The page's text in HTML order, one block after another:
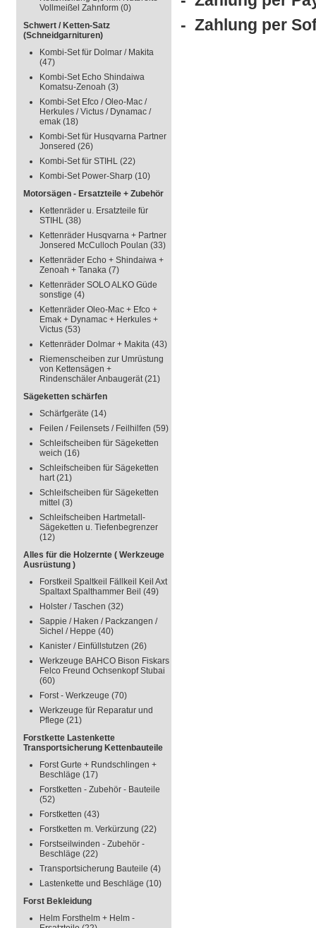
Vollmeißel Zahnform (0)
Schwert / Ketten-Satz
(Schneidgarnituren)
Kombi-Set für Dolmar / Makita
(47)
Kombi-Set Echo Shindaiwa
Komatsu-Zenoah (3)
Kombi-Set Efco / Oleo-Mac /
Herkules / Victus / Dynamac /
emak (18)
Kombi-Set für Husqvarna Partner
Jonsered (26)
Kombi-Set für STIHL (22)
Kombi-Set Power-Sharp (10)
Motorsägen - Ersatzteile + Zubehör
Kettenräder u. Ersatzteile für
STIHL (38)
Kettenräder Husqvarna + Partner
Jonsered McCulloch Poulan (33)
Kettenräder Echo + Shindaiwa +
Zenoah + Tanaka (7)
Kettenräder SOLO ALKO Güde
sonstige (4)
Kettenräder Oleo-Mac + Efco +
Emak + Dynamac + Herkules +
Victus (53)
Kettenräder Dolmar + Makita (43)
Riemenscheiben zur Umrüstung
von Kettensägen +
Rindenschäler Anbaugerät(21)
Sägeketten schärfen
Schärfgeräte (14)
Feilen / Feilensets / Feilhilfen (59)
Schleifscheiben für Sägeketten
weich (16)
Schleifscheiben für Sägeketten
hart(21)
Schleifscheiben für Sägeketten
mittel (3)
Schleifscheiben Hartmetall-
Sägeketten u. Tiefenbegrenzer
(12)
Alles für die Holzernte ( Werkzeuge
Ausrüstung )
Forstkeil Spaltkeil Fällkeil Keil Axt
Spaltaxt Spalthammer Beil (49)
Holster / Taschen (32)
Sappie / Haken / Packzangen /
Sichel / Heppe (40)
Kanister / Einfüllstutzen (26)
Werkzeuge BAHCO Bison Fiskars
Felco Freund Ochsenkopf Stubai
(60)
Forst - Werkzeuge (70)
Werkzeuge für Reparatur und
Pflege (21)
Forstkette Lastenkette
Transportsicherung Kettenbauteile
Forst Gurte + Rundschlingen +
Beschläge (17)
Forstketten - Zubehör - Bauteile
(52)
Forstketten (43)
Forstketten m. Verkürzung (22)
Forstseilwinden - Zubehör -
Beschläge (22)
Transportsicherung Bauteile (4)
Lastenkette und Beschläge (10)
Forst Bekleidung
Helm Forsthelm + Helm -
- Zahlung per